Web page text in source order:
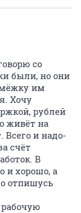
со
были, но они
им
Хочу
рублей
живёт на
Всего и надо-
счёт
В
и хорошо, а
отпишусь